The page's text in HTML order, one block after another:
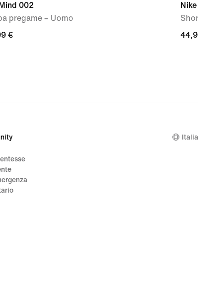
002
pregame – Uomo
€
Nike One
Shorts
44,99
44,99 €
Italia